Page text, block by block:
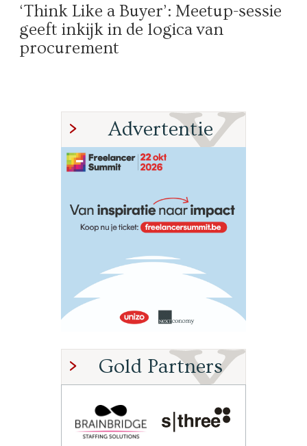
‘Think Like a Buyer’: Meetup-sessie
geeft inkijk in de logica van
procurement
Advertentie
Gold Partners